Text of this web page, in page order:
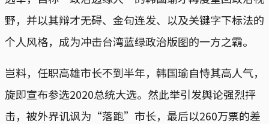
野，并以其辩才无碍、金句连发、以及关键字下标法的
个人风格，成为冲击台湾蓝绿政治版图的一方之霸。
岂料，任职高雄市长不到半年，韩国瑜自恃其高人气，
旋即宣布参选2020总统大选。然此举引发舆论强烈抨
击，被外界讥讽为“落跑”市长，最后以260万票的差